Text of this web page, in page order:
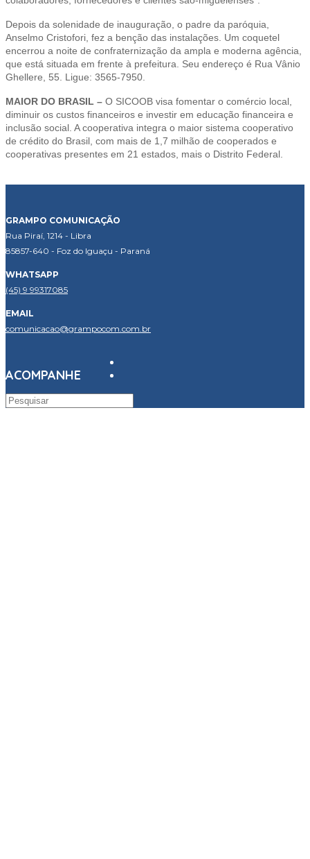
Depois da solenidade de inauguração, o padre da paróquia,
Anselmo Cristofori, fez a benção das instalações. Um coquetel
encerrou a noite de confraternização da ampla e moderna agência,
que está situada em frente à prefeitura. Seu endereço é Rua Vânio
Ghellere, 55. Ligue: 3565-7950.
MAIOR DO BRASIL – O SICOOB visa fomentar o comércio local,
diminuir os custos financeiros e investir em educação financeira e
inclusão social. A cooperativa integra o maior sistema cooperativo
de crédito do Brasil, com mais de 1,7 milhão de cooperados e
cooperativas presentes em 21 estados, mais o Distrito Federal.
GRAMPO COMUNICAÇÃO
Rua Piraí, 1214 - Libra
85857-640 - Foz do Iguaçu - Paraná
WHATSAPP
(45) 9 99317085
EMAIL
comunicacao@grampocom.com.br
ACOMPANHE